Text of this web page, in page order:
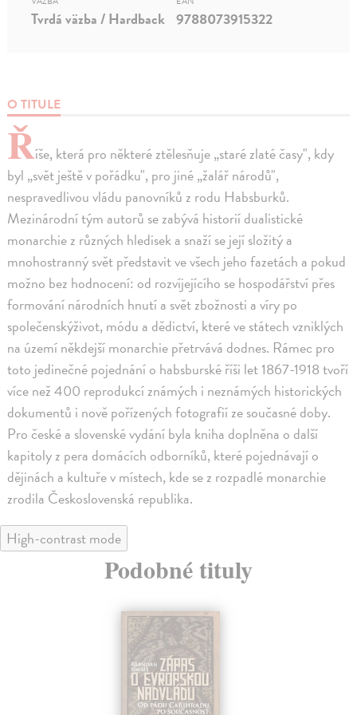
O TITULE
Říše, která pro některé ztělesňuje „staré zlaté časy", kdy
byl „svět ještě v pořádku", pro jiné „žalář národů",
nespravedlivou vládu panovníků z rodu Habsburků.
Mezinárodní tým autorů se zabývá historií dualistické
monarchie z různých hledisek a snaží se její složitý a
mnohostranný svět představit ve všech jeho fazetách a pokud
možno bez hodnocení: od rozvíjejícího se hospodářství přes
formování národních hnutí a svět zbožnosti a víry po
společenskýživot, módu a dědictví, které ve státech vzniklých
na území někdejší monarchie přetrvává dodnes. Rámec pro
toto jedinečné pojednání o habsburské říši let 1867-1918 tvoří
více než 400 reprodukcí známých i neznámých historických
dokumentů i nově pořízených fotografií ze současné doby.
Pro české a slovenské vydání byla kniha doplněna o další
kapitoly z pera domácích odborníků, které pojednávají o
dějinách a kultuře v místech, kde se z rozpadlé monarchie
zrodila Československá republika.
Tvrdá väzba / Hardback 9788073915322
High-contrast mode
Podobné tituly